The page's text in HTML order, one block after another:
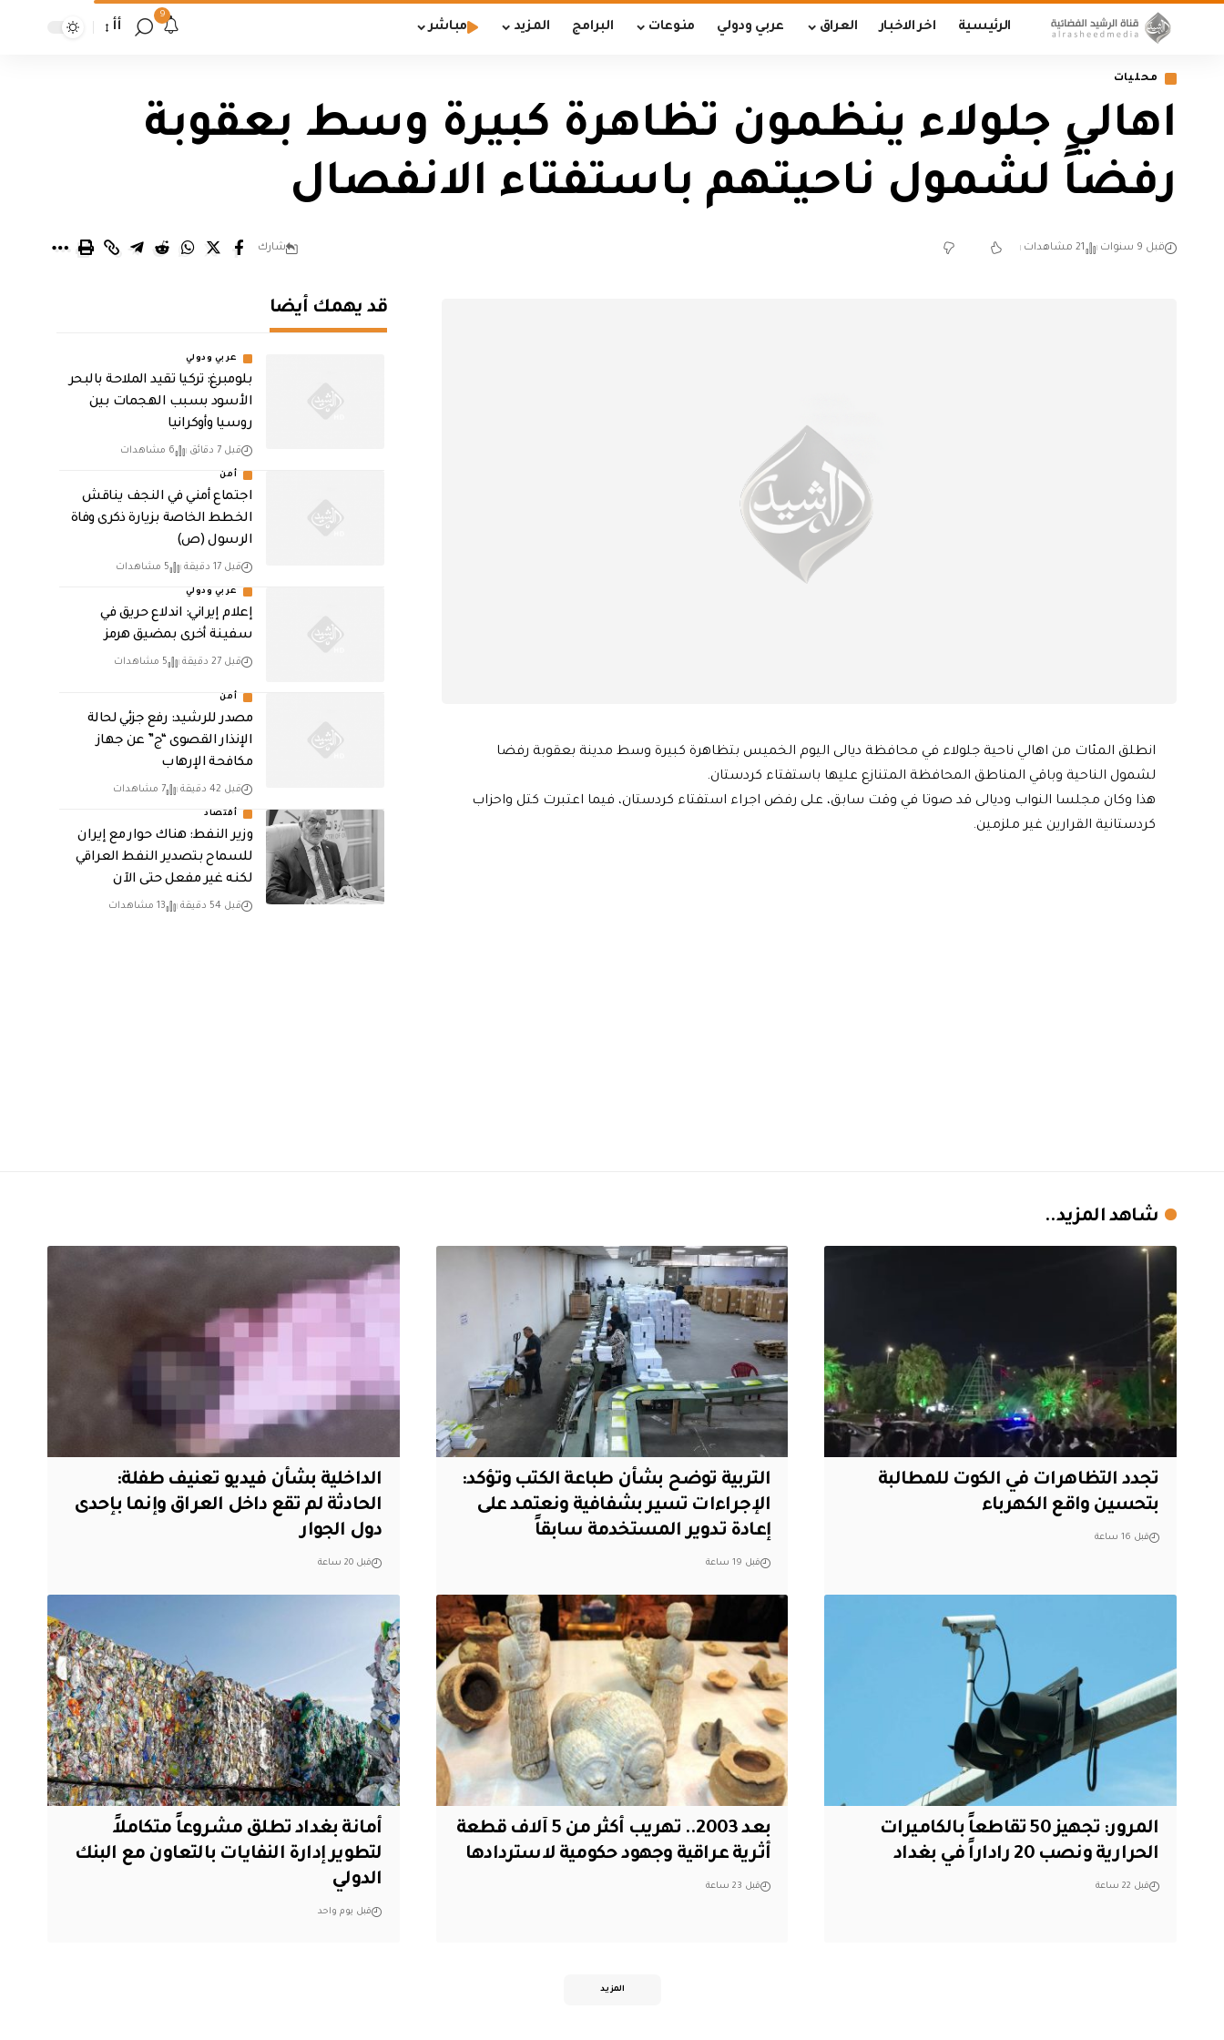
الرئيسية اخر الاخبار العراق عربي ودولي منوعات البرامج المزيد مباشر
9
أأ
محليات
اهالي جلولاء ينظمون تظاهرة كبيرة وسط بعقوبة
رفضاً لشمول ناحيتهم باستفتاء الانفصال
قبل 9 سنوات 21 مشاهدات شارك
انطلق المئات من اهالي ناحية جلولاء في محافظة ديالى اليوم الخميس بتظاهرة كبيرة وسط مدينة بعقوبة رفضا
لشمول الناحية وباقي المناطق المحافظة المتنازع عليها باستفتاء كردستان.
هذا وكان مجلسا النواب وديالى قد صوتا في وقت سابق، على رفض اجراء استفتاء كردستان، فيما اعتبرت كتل واحزاب
كردستانية القرارين غير ملزمين.
قد يهمك أيضا
عربي ودولي
بلومبرغ: تركيا تقيد الملاحة بالبحر
الأسود بسبب الهجمات بين
روسيا وأوكرانيا
قبل 7 دقائق 6 مشاهدات
أمن
اجتماع أمني في النجف يناقش
الخطط الخاصة بزيارة ذكرى وفاة
الرسول (ص)
قبل 17 دقيقة 5 مشاهدات
عربي ودولي
إعلام إيراني: اندلاع حريق في
سفينة أخرى بمضيق هرمز
قبل 27 دقيقة 5 مشاهدات
أمن
مصدر للرشيد: رفع جزئي لحالة
الإنذار القصوى “ج” عن جهاز
مكافحة الإرهاب
قبل 42 دقيقة 7 مشاهدات
أقتصاد
وزير النفط: هناك حوار مع إيران
للسماح بتصدير النفط العراقي
لكنه غير مفعل حتى الآن
قبل 54 دقيقة 13 مشاهدات
شاهد المزيد..
تجدد التظاهرات في الكوت للمطالبة
بتحسين واقع الكهرباء
قبل 16 ساعة
التربية توضح بشأن طباعة الكتب وتؤكد:
الإجراءات تسير بشفافية ونعتمد على
إعادة تدوير المستخدمة سابقاً
قبل 19 ساعة
الداخلية بشأن فيديو تعنيف طفلة:
الحادثة لم تقع داخل العراق وإنما بإحدى
دول الجوار
قبل 20 ساعة
المرور: تجهيز 50 تقاطعاً بالكاميرات
الحرارية ونصب 20 راداراً في بغداد
قبل 22 ساعة
بعد 2003.. تهريب أكثر من 5 آلاف قطعة
أثرية عراقية وجهود حكومية لاستردادها
قبل 23 ساعة
أمانة بغداد تطلق مشروعاً متكاملاً
لتطوير إدارة النفايات بالتعاون مع البنك
الدولي
قبل يوم واحد
المزيد